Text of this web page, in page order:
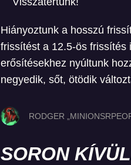
Hiányoztunk a hosszú
frissítést a 12.5-ös frissítés
erősítésekhez nyúltunk
negyedik, sőt, ötödik
RODGER
SORON